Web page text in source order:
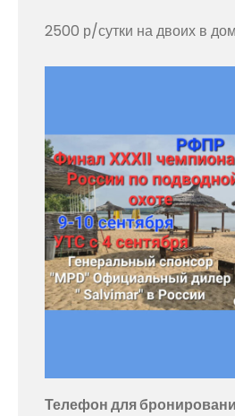
2500 р/сутки на двоих в
Телефон для